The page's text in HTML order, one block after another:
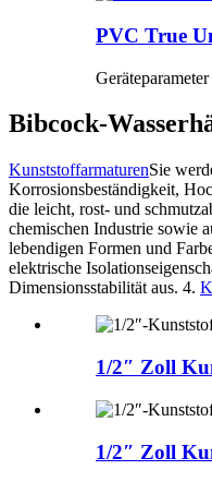
PVC True
Bibcock-
KunststoffarmaturenSie
Korrosionsbeständigkeit,
die leicht, rost- und
chemischen Industrie sowie
lebendigen Formen und
elektrische
Dimensionsstabilität aus. 4.
1/2″ Zoll
1/2″ Zoll